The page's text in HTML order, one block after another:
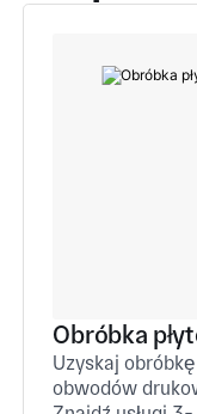
Obróbka
Uzyskaj
obwodów